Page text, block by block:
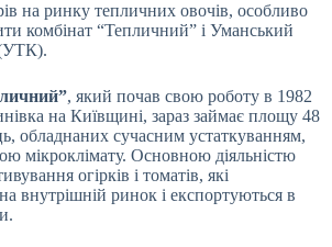
на ринку тепличних овочів, особливо
комбінат “Тепличний” і Уманський
, який почав свою роботу в 1982
на Київщині, зараз займає площу 48
обладнаних сучасним устаткуванням,
мікроклімату. Основною діяльністю
огірків і томатів, які
внутрішній ринок і експортуються в